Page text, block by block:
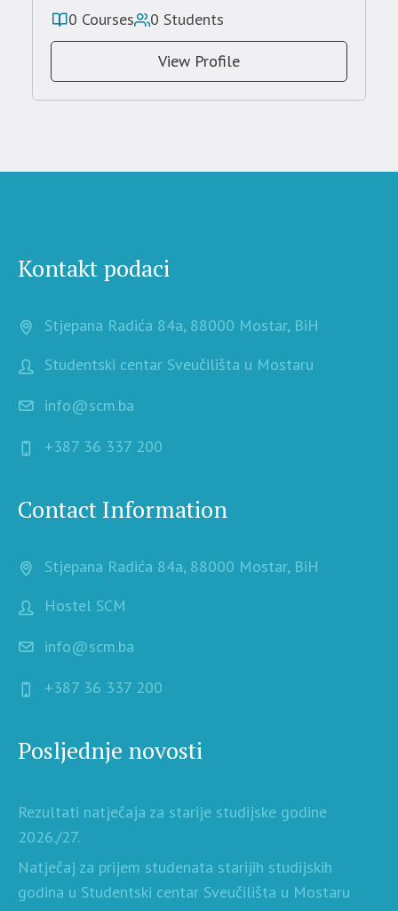
0 Courses 0 Students
View Profile
Kontakt podaci
Stjepana Radića 84a, 88000 Mostar, BiH
Studentski centar Sveučilišta u Mostaru
info@scm.ba
+387 36 337 200
Contact Information
Stjepana Radića 84a, 88000 Mostar, BiH
Hostel SCM
info@scm.ba
+387 36 337 200
Posljednje novosti
Rezultati natječaja za starije studijske godine
2026./27.
Natječaj za prijem studenata starijih studijskih
godina u Studentski centar Sveučilišta u Mostaru